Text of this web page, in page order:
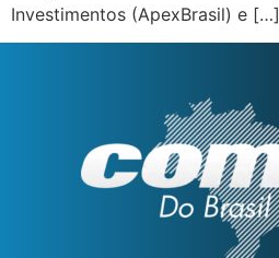
Investimentos (ApexBrasil) e […]